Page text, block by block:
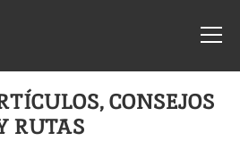
CONSEJOS
RUTAS